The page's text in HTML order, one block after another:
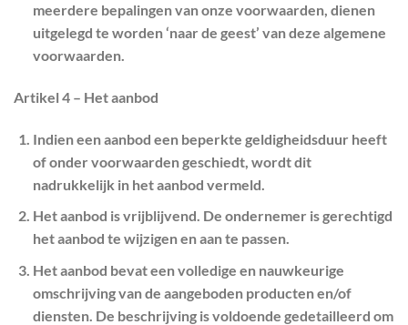
meerdere bepalingen van onze voorwaarden, dienen
uitgelegd te worden ‘naar de geest’ van deze algemene
voorwaarden.
Artikel 4 – Het aanbod
Indien een aanbod een beperkte geldigheidsduur heeft
of onder voorwaarden geschiedt, wordt dit
nadrukkelijk in het aanbod vermeld.
Het aanbod is vrijblijvend. De ondernemer is gerechtigd
het aanbod te wijzigen en aan te passen.
Het aanbod bevat een volledige en nauwkeurige
omschrijving van de aangeboden producten en/of
diensten. De beschrijving is voldoende gedetailleerd om